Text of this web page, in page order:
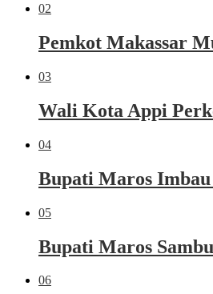
02
Pemkot Makassar
03
Wali Kota Appi
04
Bupati Maros
05
Bupati Maros
06